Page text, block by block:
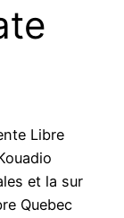
Libre
et la sur
Quebec